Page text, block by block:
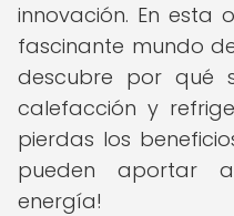
innovación. En esta
fascinante mundo
descubre por qué
calefacción y
pierdas los
pueden aportar
energía!